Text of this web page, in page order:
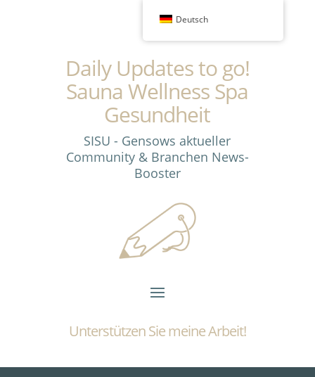
Daily Updates to go!
Sauna Wellness Spa
Gesundheit
SISU - Gensows aktueller
Community & Branchen News-
Booster
Unterstützen Sie meine Arbeit!
Deutsch